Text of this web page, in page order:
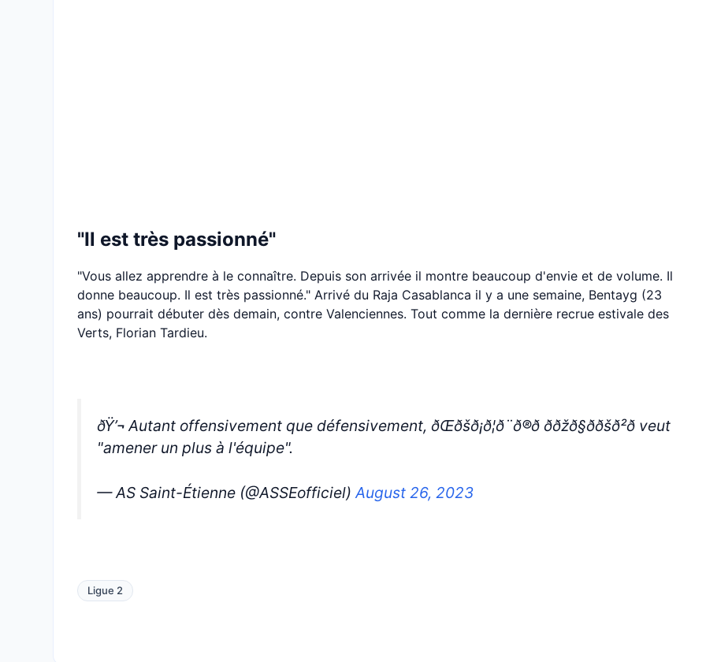
"Il est très passionné"
"Vous allez apprendre à le connaître. Depuis son arrivée il montre beaucoup d'envie et de volume. Il
donne beaucoup. Il est très passionné." Arrivé du Raja Casablanca il y a une semaine, Bentayg (23
ans) pourrait débuter dès demain, contre Valenciennes. Tout comme la dernière recrue estivale des
Verts, Florian Tardieu.
ðŸ’¬ Autant offensivement que défensivement, ðŒðšð¡ð¦ð¨ð®ð ððžð§ð­ðšð²ð veut
"amener un plus à l'équipe".
— AS Saint-Étienne (@ASSEofficiel) August 26, 2023
Ligue 2